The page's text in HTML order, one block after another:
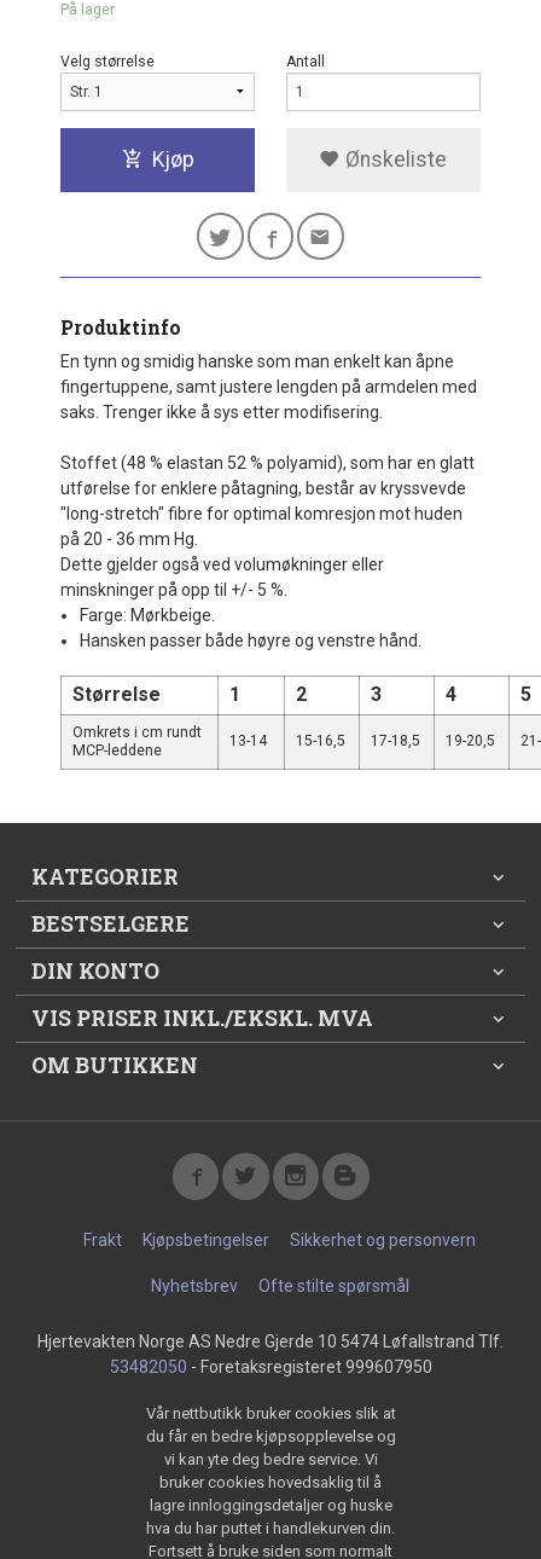
På lager
Velg størrelse Antall
Kjøp Ønskeliste
Produktinfo
En tynn og smidig hanske som man enkelt kan åpne
fingertuppene, samt justere lengden på armdelen med
saks. Trenger ikke å sys etter modifisering.
Stoffet (48 % elastan 52 % polyamid), som har en glatt
utførelse for enklere påtagning, består av kryssvevde
"long-stretch" fibre for optimal komresjon mot huden
på 20 - 36 mm Hg.
Dette gjelder også ved volumøkninger eller
minskninger på opp til +/- 5 %.
Farge: Mørkbeige.
Hansken passer både høyre og venstre hånd.
Størrelse 1 2 3 4 5
Omkrets i cm rundt
MCP-leddene
13-14 15-16,5 17-18,5 19-20,5
KATEGORIER
BESTSELGERE
DIN KONTO
VIS PRISER INKL./EKSKL. MVA
OM BUTIKKEN
Frakt Kjøpsbetingelser Sikkerhet og personvern
Nyhetsbrev Ofte stilte spørsmål
Hjertevakten Norge AS Nedre Gjerde 10 5474 Løfallstrand Tlf.
53482050 - Foretaksregisteret 999607950
Vår nettbutikk bruker cookies slik at
du får en bedre kjøpsopplevelse og
vi kan yte deg bedre service. Vi
bruker cookies hovedsaklig til å
lagre innloggingsdetaljer og huske
hva du har puttet i handlekurven din.
Fortsett å bruke siden som normalt